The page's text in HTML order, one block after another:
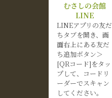
むさしの会館
LINE
LINEアプリの友だ
ちタブを開き、画
面右上にある友だ
ち追加ボタン＞
[QRコード]をタッ
プして、コードリ
ーダーでスキャン
してください。